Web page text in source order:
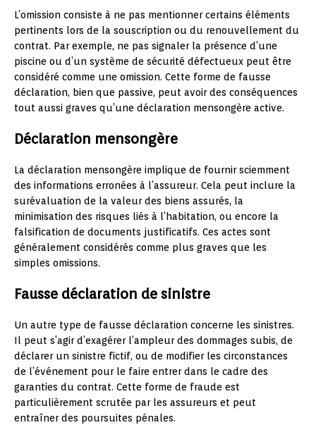
L’omission consiste à ne pas mentionner certains éléments
pertinents lors de la souscription ou du renouvellement du
contrat. Par exemple, ne pas signaler la présence d’une
piscine ou d’un système de sécurité défectueux peut être
considéré comme une omission. Cette forme de fausse
déclaration, bien que passive, peut avoir des conséquences
tout aussi graves qu’une déclaration mensongère active.
Déclaration mensongère
La déclaration mensongère implique de fournir sciemment
des informations erronées à l’assureur. Cela peut inclure la
surévaluation de la valeur des biens assurés, la
minimisation des risques liés à l’habitation, ou encore la
falsification de documents justificatifs. Ces actes sont
généralement considérés comme plus graves que les
simples omissions.
Fausse déclaration de sinistre
Un autre type de fausse déclaration concerne les sinistres.
Il peut s’agir d’exagérer l’ampleur des dommages subis, de
déclarer un sinistre fictif, ou de modifier les circonstances
de l’événement pour le faire entrer dans le cadre des
garanties du contrat. Cette forme de fraude est
particulièrement scrutée par les assureurs et peut
entraîner des poursuites pénales.